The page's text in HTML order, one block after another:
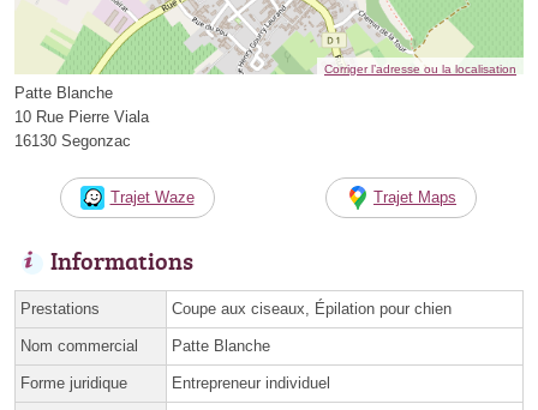
Corriger l’adresse ou la localisation
Patte Blanche
10 Rue Pierre Viala
16130 Segonzac
Trajet Waze Trajet Maps
Informations
Prestations Coupe aux ciseaux, Épilation pour chien
Nom commercial Patte Blanche
Forme juridique Entrepreneur individuel